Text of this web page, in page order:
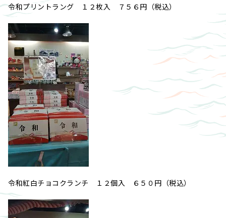
令和プリントラング １２枚入 ７５６円（税込）
令和紅白チョコクランチ １２個入 ６５０円（税込）